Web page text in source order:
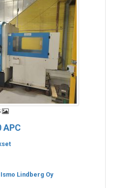
APC
Lindberg Oy